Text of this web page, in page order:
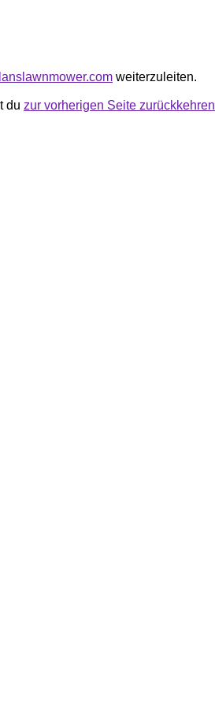
weiterzuleiten.
du zur vorherigen Seite zurückkehren